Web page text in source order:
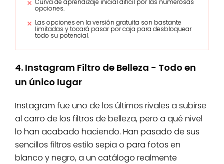
Curva de aprendizaje inicial difícil por las numerosas
opciones.
Las opciones en la versión gratuita son bastante
limitadas y tocará pasar por caja para desbloquear
todo su potencial.
4. Instagram Filtro de Belleza - Todo en
un único lugar
Instagram fue uno de los últimos rivales a subirse
al carro de los filtros de belleza, pero a qué nivel
lo han acabado haciendo. Han pasado de sus
sencillos filtros estilo sepia o para fotos en
blanco y negro, a un catálogo realmente